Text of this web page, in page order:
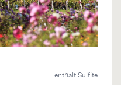
enthält Sulfite